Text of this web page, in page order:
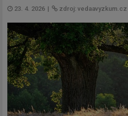
23. 4. 2026 | zdroj: vedaavyzkum.cz